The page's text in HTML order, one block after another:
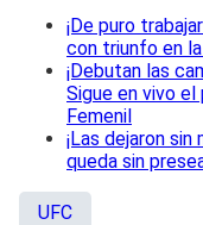
¡De puro
con triunfo en
¡Debutan las
Sigue en vivo el
Femenil
¡Las dejaron
queda sin
UFC